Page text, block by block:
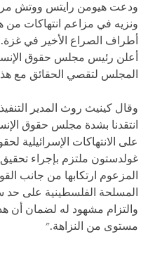
ودعت هيومن رايتس ووتش
ونزيه في مزاعم انتهاكات من
أعلن رئيس مجلس حقوق
المجلس لتقصي الحقائق مع
وقال كينيث روث المدير
انتقدنا بشدة مجلس حقوق
على الانتهاكات الإسرائيلية
غولدستون ملتزم بإجراء
المزعوم ارتكابها من جانب
المسلحة الفلسطينية على حد
والتزام مشهود له لضمان أن
مستوى من النزاهة."